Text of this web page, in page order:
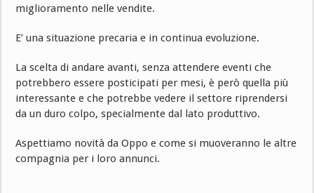
miglioramento nelle vendite.
E’ una situazione precaria e in continua evoluzione.
La scelta di andare avanti, senza attendere eventi che
potrebbero essere posticipati per mesi, è però quella più
interessante e che potrebbe vedere il settore riprendersi
da un duro colpo, specialmente dal lato produttivo.
Aspettiamo novità da Oppo e come si muoveranno le altre
compagnia per i loro annunci.